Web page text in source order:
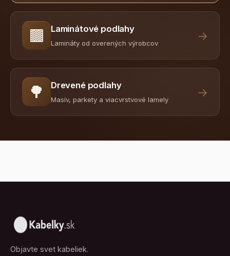
🟫 Laminátové podlahy
Lamináty od overených výrobcov
→
🌳 Drevené podlahy
Masív, parkety a viacvrstvové lamely
→
Objavte svet kabeliek.